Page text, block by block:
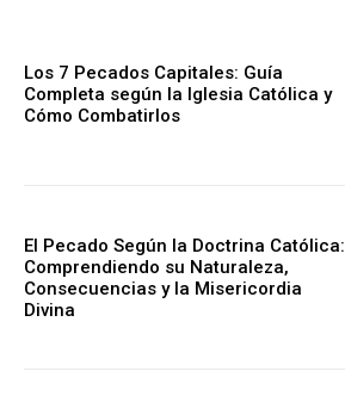
Los 7 Pecados Capitales: Guía
Completa según la Iglesia Católica y
Cómo Combatirlos
El Pecado Según la Doctrina Católica:
Comprendiendo su Naturaleza,
Consecuencias y la Misericordia
Divina